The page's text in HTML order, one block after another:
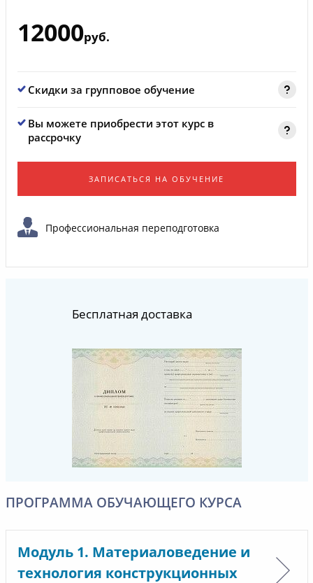
12000руб.
Скидки за групповое обучение
Вы можете приобрести этот курс в
рассрочку
ЗАПИСАТЬСЯ НА ОБУЧЕНИЕ
Профессиональная переподготовка
Бесплатная доставка
ПРОГРАММА ОБУЧАЮЩЕГО КУРСА
Модуль 1. Материаловедение и
технология конструкционных